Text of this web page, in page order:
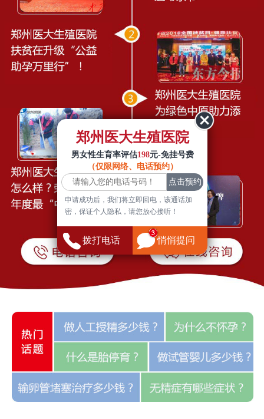
郑州医大生殖医院
男女性生育率评估198元-免挂号费
（仅限网络、电话预约）
申请成功后，我们将立即回电，该通话加
密，保证个人隐私，请您放心接听！
拨打电话 悄悄提问